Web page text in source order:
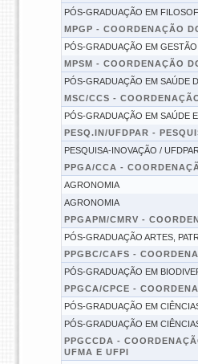
PÓS-GRADUAÇÃO EM
MPGP - COORDENAÇÃO
PÓS-GRADUAÇÃO EM
MPSM - COORDENAÇÃO
PÓS-GRADUAÇÃO EM SAÚDE
MSC/CCS -
PÓS-GRADUAÇÃO EM SAÚDE
PESQ.IN/UFDPAR -
PESQUISA-INOVAÇÃO / UFDPAR
PPGA/CCA -
AGRONOMIA
AGRONOMIA
PPGAPM/CMRV -
PÓS-GRADUAÇÃO ARTES,
PPGBC/CAFS -
PÓS-GRADUAÇÃO EM
PPGCA/CPCE -
PÓS-GRADUAÇÃO EM
PÓS-GRADUAÇÃO EM
PPGCCDA -
UFMA E UFPI